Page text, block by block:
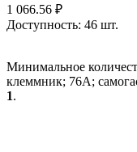
1 066.56 ₽
Доступность: 46 шт.
Минимальное
клеммник; 76А;
1.